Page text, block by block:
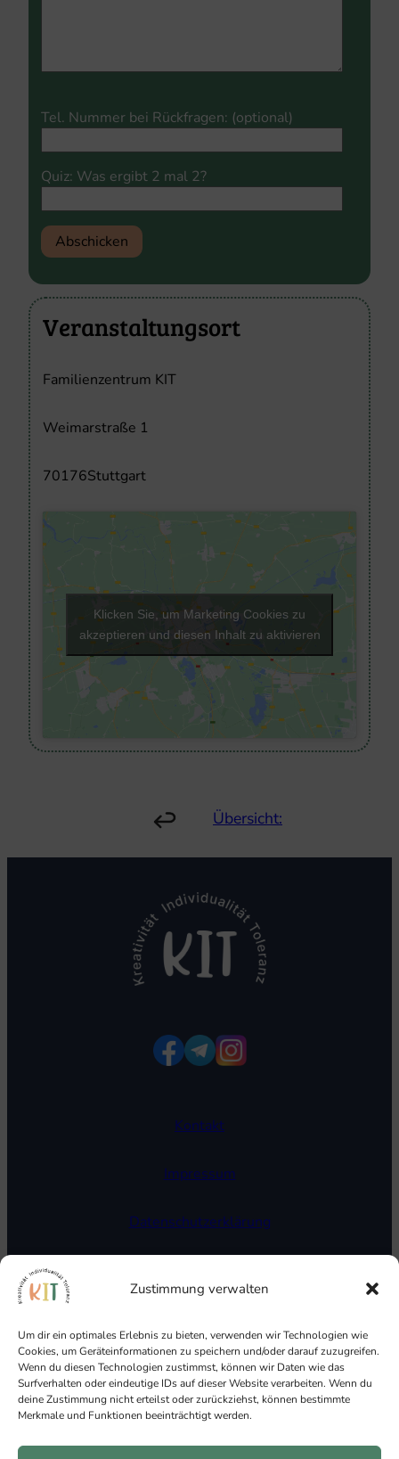
Zustimmung verwalten
Um dir ein optimales Erlebnis zu bieten, verwenden wir Technologien wie
Cookies, um Geräteinformationen zu speichern und/oder darauf zuzugreifen.
Wenn du diesen Technologien zustimmst, können wir Daten wie das
Surfverhalten oder eindeutige IDs auf dieser Website verarbeiten. Wenn du
deine Zustimmung nicht erteilst oder zurückziehst, können bestimmte
Merkmale und Funktionen beeinträchtigt werden.
leave
empty.
Tel. Nummer bei Rückfragen: (optional)
Quiz: Was ergibt 2 mal 2?
Veranstaltungsort
Familienzentrum KIT
Weimarstraße 1
70176Stuttgart
Klicken Sie, um Marketing Cookies zu
akzeptieren und diesen Inhalt zu aktivieren
Übersicht:
Kontakt
Impressum
Datenschutzerklärung